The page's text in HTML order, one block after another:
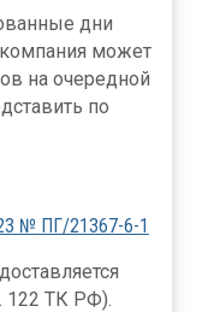
дни
может
на очередной
по
№ ПГ/21367-6-1
122 ТК РФ).